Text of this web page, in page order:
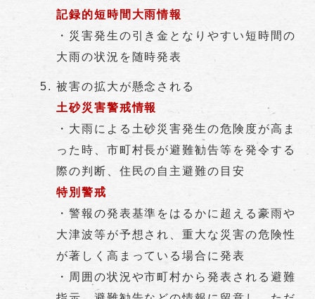
記録的短時間大雨情報
・災害発生の引き金となりやすい短時間の
大雨の状況を随時発表
被害の拡大が懸念される
土砂災害警戒情報
・大雨による土砂災害発生の危険度が高ま
った時、市町村長が避難勧告等を発令する
際の判断、住民の自主避難の目安
特別警戒
・警報の発表基準をはるかに超える豪雨や
大津波等が予想され、重大な災害の危険性
が著しく高まっている場合に発表
・周囲の状況や市町村から発表される避難